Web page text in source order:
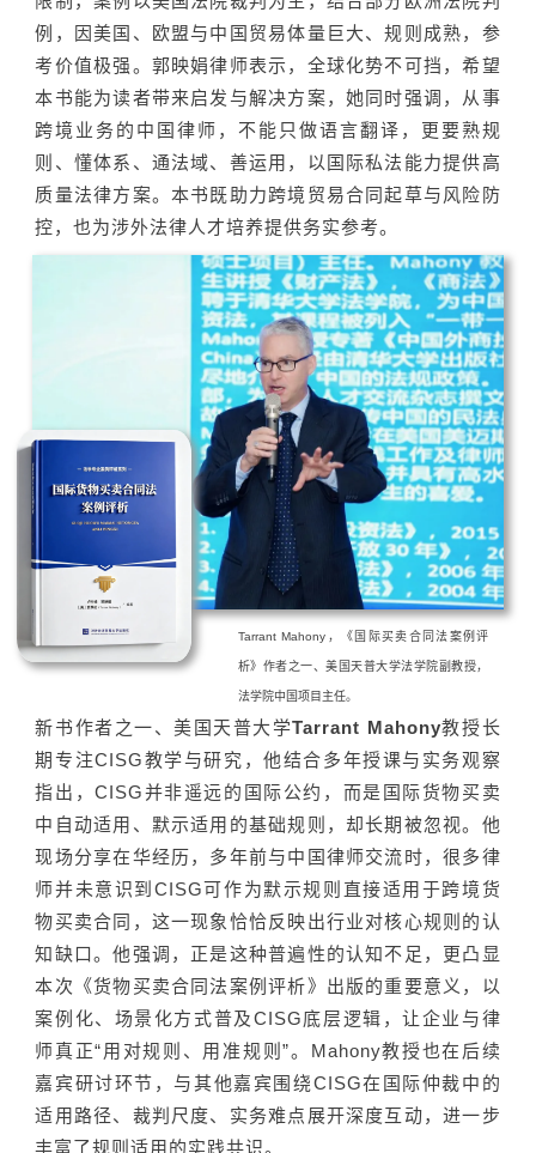
例，因美国、欧盟与中国贸易体量巨大、规则成熟，参
考价值极强。郭映娟律师表示，全球化势不可挡，希望
本书能为读者带来启发与解决方案，她同时强调，从事
跨境业务的中国律师，不能只做语言翻译，更要熟规
则、懂体系、通法域、善运用，以国际私法能力提供高
质量法律方案。本书既助力跨境贸易合同起草与风险防
控，也为涉外法律人才培养提供务实参考。
Tarrant Mahony，《国际买卖合同法案例评
析》作者之一、美国天普大学法学院副教授，
法学院中国项目主任。
新书作者之一、美国天普大学Tarrant Mahony教授长
期专注CISG教学与研究，他结合多年授课与实务观察
指出，CISG并非遥远的国际公约，而是国际货物买卖
中自动适用、默示适用的基础规则，却长期被忽视。他
现场分享在华经历，多年前与中国律师交流时，很多律
师并未意识到CISG可作为默示规则直接适用于跨境货
物买卖合同，这一现象恰恰反映出行业对核心规则的认
知缺口。他强调，正是这种普遍性的认知不足，更凸显
本次《货物买卖合同法案例评析》出版的重要意义，以
案例化、场景化方式普及CISG底层逻辑，让企业与律
师真正“用对规则、用准规则”。Mahony教授也在后续
嘉宾研讨环节，与其他嘉宾围绕CISG在国际仲裁中的
适用路径、裁判尺度、实务难点展开深度互动，进一步
丰富了规则适用的实践共识。